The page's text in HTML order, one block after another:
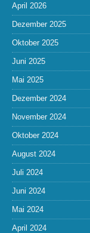
April 2026
Dezember 2025
Oktober 2025
Juni 2025
Mai 2025
Dezember 2024
November 2024
Oktober 2024
August 2024
Juli 2024
Juni 2024
Mai 2024
April 2024